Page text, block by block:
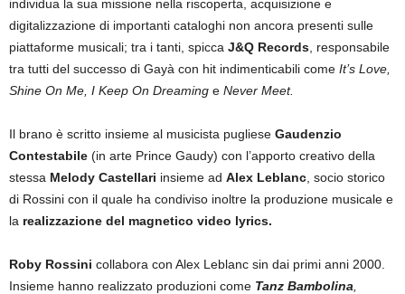
individua la sua missione nella riscoperta, acquisizione e
digitalizzazione di importanti cataloghi non ancora presenti sulle
piattaforme musicali; tra i tanti, spicca J&Q Records , responsabile
tra tutti del successo di Gayà con hit indimenticabili come It’s Love,
Shine On Me, I Keep On Dreaming e Never Meet.
Il brano è scritto insieme al musicista pugliese Gaudenzio
Contestabile (in arte Prince Gaudy) con l’apporto creativo della
stessa Melody Castellari insieme ad Alex Leblanc , socio storico
di Rossini con il quale ha condiviso inoltre la produzione musicale e
la realizzazione del magnetico video lyrics.
Roby Rossini collabora con Alex Leblanc sin dai primi anni 2000.
Insieme hanno realizzato produzioni come Tanz Bambolina